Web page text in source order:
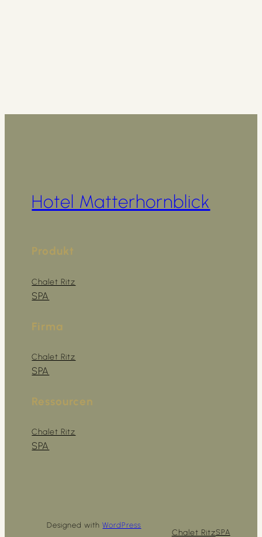
Hotel Matterhornblick
Produkt
Chalet Ritz
SPA
Firma
Chalet Ritz
SPA
Ressourcen
Chalet Ritz
SPA
Designed withWordPress
Chalet RitzSPA